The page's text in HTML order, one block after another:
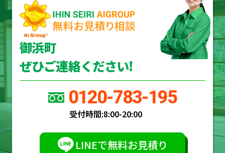
御浜町
ぜひご連絡ください!
0120-783-195
受付時間:8:00-20:00
LINEで無料お見積り